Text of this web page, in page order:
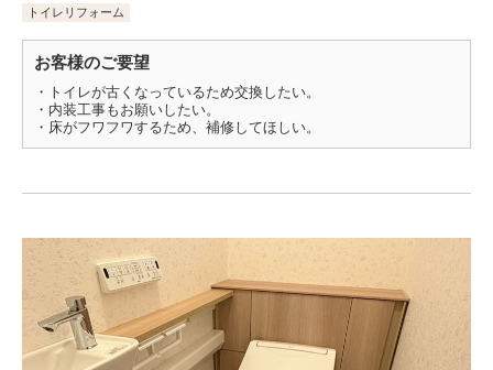
トイレリフォーム
お客様のご要望
・トイレが古くなっているため交換したい。
・内装工事もお願いしたい。
・床がフワフワするため、補修してほしい。